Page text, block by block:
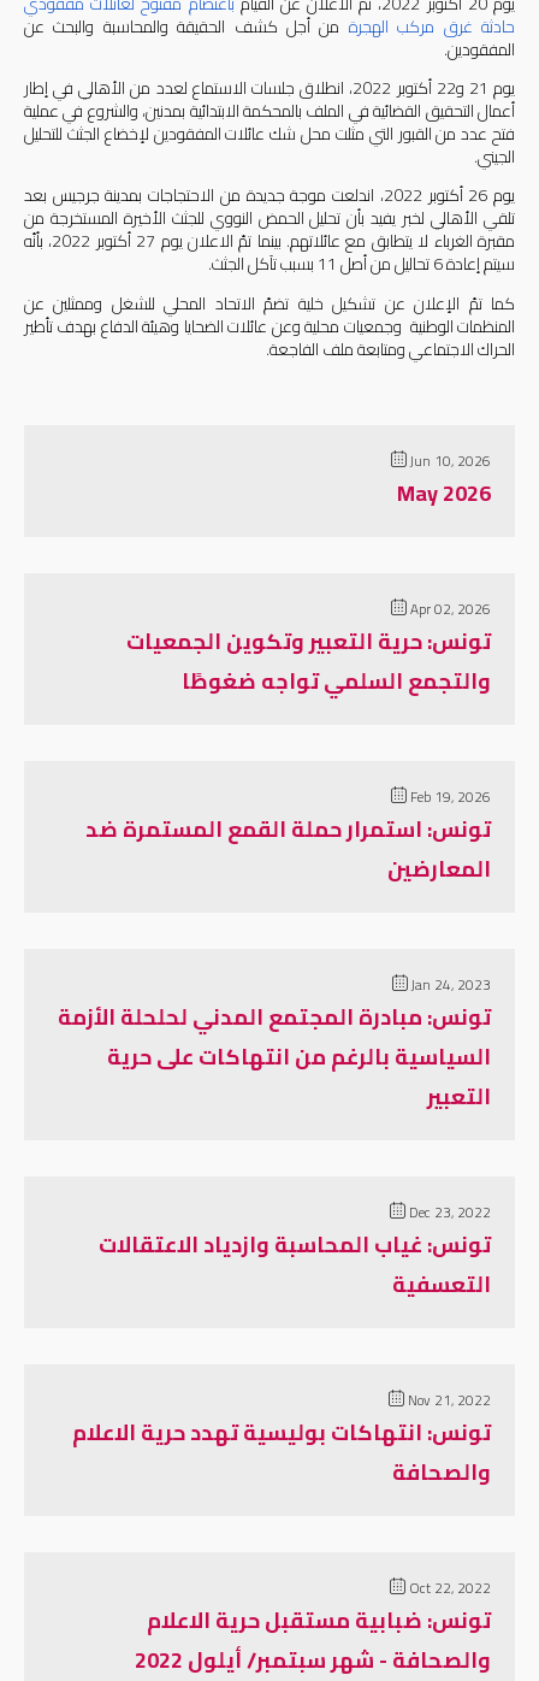
Jun 10, 2026
May 2026
Apr 02, 2026
تونس: حرية التعبير وتكوين الجمعيات
والتجمع السلمي تواجه ضغوطًا
Feb 19, 2026
تونس: استمرار حملة القمع المستمرة ضد
المعارضين
Jan 24, 2023
تونس: مبادرة المجتمع المدني لحلحلة الأزمة
السياسية بالرغم من انتهاكات على حرية
التعبير
Dec 23, 2022
تونس: غياب المحاسبة وازدياد الاعتقالات
التعسفية
Nov 21, 2022
تونس: انتهاكات بوليسية تهدد حرية الاعلام
والصحافة
Oct 22, 2022
تونس: ضبابية مستقبل حرية الاعلام
والصحافة - شهر سبتمبر/ أيلول 2022
حادثة غرق مركب الهجرة من أجل كشف الحقيقة والمحاسبة والبحث عن
المفقودين.
يوم 21 و22 أكتوبر 2022، انطلاق جلسات الاستماع لعدد من الأهالي في إطار
أعمال التحقيق القضائية في الملف بالمحكمة الابتدائية بمدنين، والشروع في عملية
فتح عدد من القبور التي مثلت محل شك عائلات المفقودين لإخضاع الجثث للتحليل
الجيني.
يوم26 أكتوبر2022، اندلعت موجة جديدة من الاحتجاجات بمدينة جرجيس بعد
تلقي الأهالي لخبر يفيد بأن تحليل الحمض النووي للجثث الأخيرة المستخرجة من
مقبرة الغرباء لا يتطابق مع عائلاتهم. بينما تمّ الاعلان يوم 27 أكتوبر2022، بأنّه
سيتم إعادة6تحاليل من أصل 11بسبب تآكل الجثث.
كما تمّ الإعلان عن تشكيل خلية تضمّ الاتحاد المحلي للشغل وممثلين عن
المنظمات الوطنية وجمعيات محلية وعن عائلات الضحايا وهيئة الدفاع بهدف تأطير
الحراك الاجتماعي ومتابعة ملف الفاجعة.